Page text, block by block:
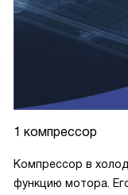
1 компрессор
Компрессор в
функцию мотора.